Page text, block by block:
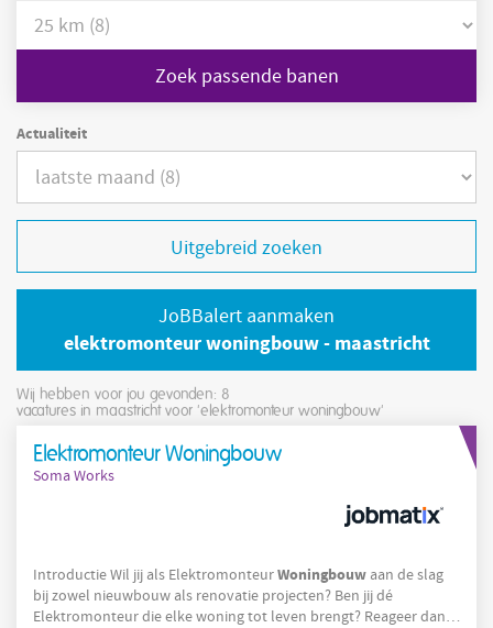
Zoek passende banen
Actualiteit
Uitgebreid zoeken
JoBBalert aanmaken
elektromonteur woningbouw - maastricht
Wij hebben voor jou gevonden: 8
vacatures in maastricht voor 'elektromonteur woningbouw'
Elektromonteur Woningbouw
Soma Works
Introductie Wil jij als ElektromonteurWoningbouw aan de slag
bij zowel nieuwbouw als renovatie projecten? Ben jij dé
Elektromonteur die elke woning tot leven brengt? Reageer dan